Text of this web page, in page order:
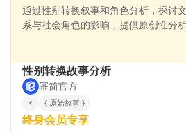
通过性别转换叙事和角色分析，探讨
系与社会角色的影响，提供原创性分析
性别转换故事分析
幂简官方
{ 原始故事 }
终身会员专享